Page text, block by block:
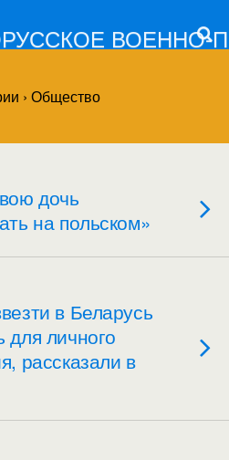
ВОЕННО-
› Общество
дочь
на польском»
в Беларусь
для личного
рассказали в